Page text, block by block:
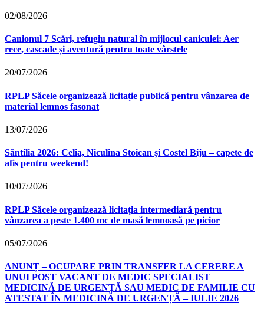
02/08/2026
Canionul 7 Scări, refugiu natural în mijlocul caniculei: Aer
rece, cascade și aventură pentru toate vârstele
20/07/2026
RPLP Săcele organizează licitație publică pentru vânzarea de
material lemnos fasonat
13/07/2026
Sântilia 2026: Celia, Niculina Stoican și Costel Biju – capete de
afis pentru weekend!
10/07/2026
RPLP Săcele organizează licitația intermediară pentru
vânzarea a peste 1.400 mc de masă lemnoasă pe picior
05/07/2026
ANUNȚ – OCUPARE PRIN TRANSFER LA CERERE A
UNUI POST VACANT DE MEDIC SPECIALIST
MEDICINĂ DE URGENȚĂ SAU MEDIC DE FAMILIE CU
ATESTAT ÎN MEDICINĂ DE URGENȚĂ – IULIE 2026